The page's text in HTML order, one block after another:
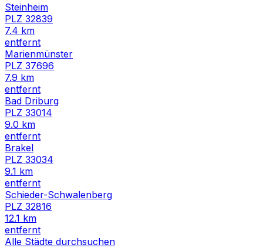
Steinheim
PLZ 32839
7.4 km
entfernt
Marienmünster
PLZ 37696
7.9 km
entfernt
Bad Driburg
PLZ 33014
9.0 km
entfernt
Brakel
PLZ 33034
9.1 km
entfernt
Schieder-Schwalenberg
PLZ 32816
12.1 km
entfernt
Alle Städte durchsuchen